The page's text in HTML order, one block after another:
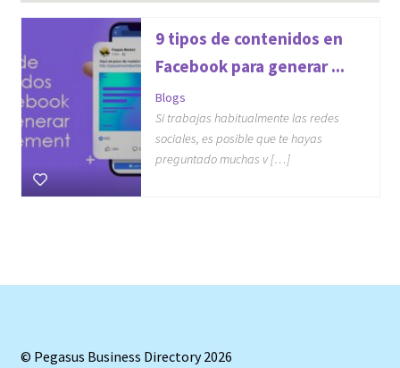
9 tipos de contenidos en
Facebook para generar ...
Blogs
Si trabajas habitualmente las redes
sociales, es posible que te hayas
preguntado muchas v […]
© Pegasus Business Directory 2026